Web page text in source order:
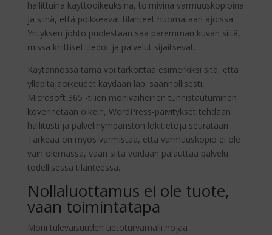
hallittuina käyttöoikeuksina, toimivina varmuuskopioina
ja siinä, että poikkeavat tilanteet huomataan ajoissa.
Yrityksen johto puolestaan saa paremman kuvan siitä,
missä kriittiset tiedot ja palvelut sijaitsevat.
Käytännössä tämä voi tarkoittaa esimerkiksi sitä, että
ylläpitäjäoikeudet käydään läpi säännöllisesti,
Microsoft 365 -tilien monivaiheinen tunnistautuminen
kovennetaan oikein, WordPress-päivitykset tehdään
hallitusti ja palvelinympäristön lokitietoja seurataan.
Tärkeää on myös varmistaa, että varmuuskopio ei ole
vain olemassa, vaan siitä voidaan palauttaa palvelu
todellisessa tilanteessa.
Nollaluottamus ei ole tuote,
vaan toimintatapa
Moni tulevaisuuden tietoturvamalli nojaa